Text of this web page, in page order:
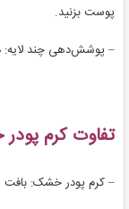
پوست بزنید.
– پوشش‌دهی چند لایه:
تفاوت کرم
– کرم پودر خشک: